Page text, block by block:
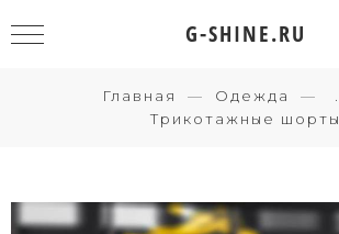
G-SHINE.RU
Главная Одежда
Трикотажные шорты